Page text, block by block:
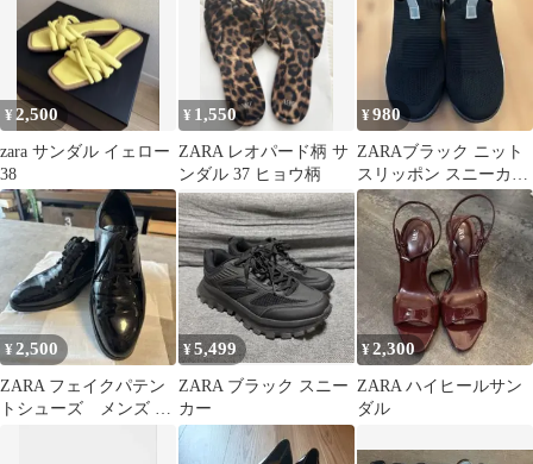
¥ 2,500
zara サンダル イェロー
38
¥ 1,550
ZARA レオパード柄 サ
ンダル 37 ヒョウ柄
¥980
ZARAブラック ニット
スリッポン スニーカー
22.5 35
¥2,500
ZARA フェイクパテン
トシューズ メンズ エ
¥5,499
ZARA ブラック スニー
カー
¥2,300
ZARA ハイヒールサン
ダル